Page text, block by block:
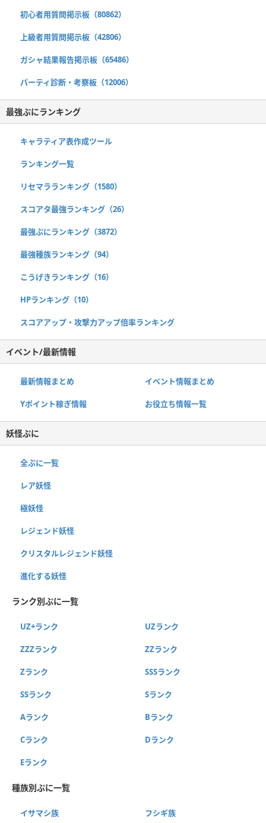
初心者用質問掲示板（80862）
上級者用質問掲示板（42806）
ガシャ結果報告掲示板（65486）
パーティ診断・考察板（12006）
最強ぷにランキング
キャラティア表作成ツール
ランキング一覧
リセマラランキング（1580）
スコアタ最強ランキング（26）
最強ぷにランキング（3872）
最強種族ランキング（94）
こうげきランキング（16）
HPランキング（10）
スコアアップ・攻撃力アップ倍率ランキング
イベント/最新情報
最新情報まとめ イベント情報まとめ
Yポイント稼ぎ情報 お役立ち情報一覧
妖怪ぷに
全ぷに一覧
レア妖怪
極妖怪
レジェンド妖怪
クリスタルレジェンド妖怪
進化する妖怪
ランク別ぷに一覧
UZ+ランク UZランク
ZZZランク ZZランク
Zランク SSSランク
SSランク Sランク
Aランク Bランク
Cランク Dランク
Eランク
種族別ぷに一覧
イサマシ族 フシギ族